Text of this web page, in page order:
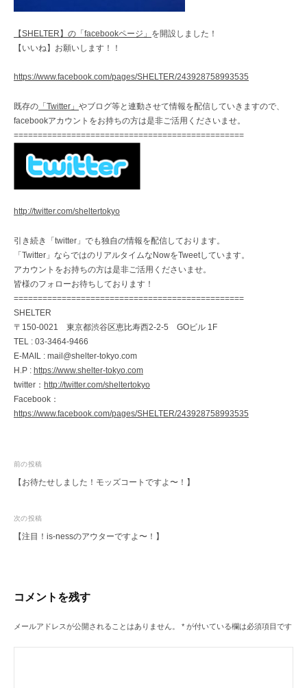
【SHELTER】の「facebookページ」 を開設しました！
【いいね】お願いします！！
https://www.facebook.com/pages/SHELTER/243928758993535
既存の 「Twitter」 やブログ等と連動させて情報を配信していきますので、
facebookアカウントをお持ちの方は是非ご活用くださいませ。
================================================
http://twitter.com/sheltertokyo
引き続き「twitter」でも独自の情報を配信しております。
「Twitter」ならではのリアルタイムなNowをTweetしています。
アカウントをお持ちの方は是非ご活用くださいませ。
皆様のフォローお待ちしております！
================================================
SHELTER
〒150-0021 東京都渋谷区恵比寿西2-2-5 GOビル 1F
TEL : 03-3464-9466
E-MAIL : mail@shelter-tokyo.com
H.P : https://www.shelter-tokyo.com
twitter： http://twitter.com/sheltertokyo
Facebook：
https://www.facebook.com/pages/SHELTER/243928758993535
投
稿
ビ
ゲ
ョ
ン
前の投稿
【お待たせしました！モッズコートですよ〜！】
次の投稿
【注目！is-nessのアウターですよ〜！】
コメントを残す
メールアドレスが公開されることはありません。 * が付いている欄は必須項目です